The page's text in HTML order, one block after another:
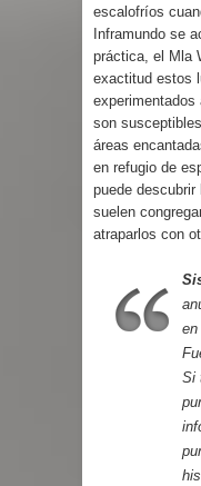
escalofríos
Inframundo se
práctica, el Mla
exactitud estos
experimentados
son
áreas
en refugio de
puede
suelen
atraparlos con
en
Si